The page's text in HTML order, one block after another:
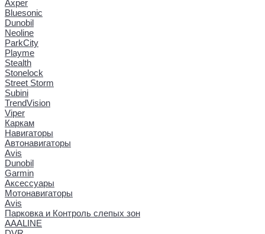
Axper
Bluesonic
Dunobil
Neoline
ParkCity
Playme
Stealth
Stonelock
Street Storm
Subini
TrendVision
Viper
Каркам
Навигаторы
Автонавигаторы
Avis
Dunobil
Garmin
Аксессуары
Мотонавигаторы
Avis
Парковка и Контроль слепых зон
AAALINE